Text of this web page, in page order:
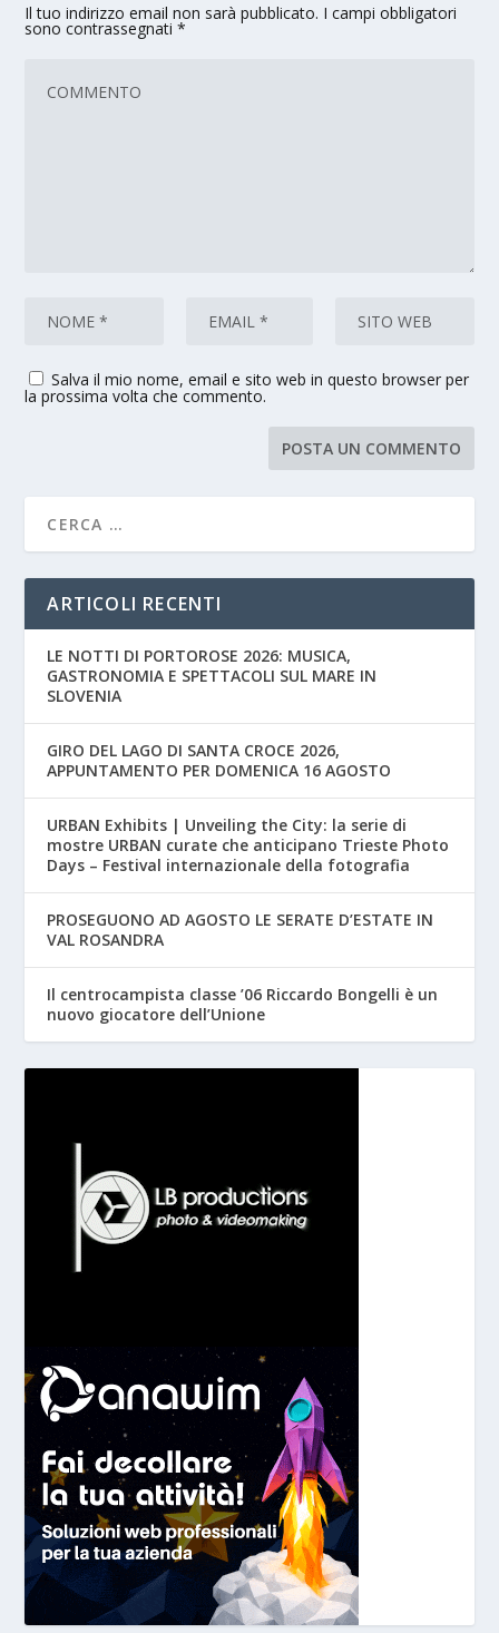
Il tuo indirizzo email non sarà pubblicato. I campi obbligatori
sono contrassegnati*
Salva il mio nome, email e sito web in questo browser per
la prossima volta che commento.
ARTICOLI RECENTI
LE NOTTI DI PORTOROSE 2026: MUSICA,
GASTRONOMIA E SPETTACOLI SUL MARE IN
SLOVENIA
GIRO DEL LAGO DI SANTA CROCE 2026,
APPUNTAMENTO PER DOMENICA 16 AGOSTO
URBAN Exhibits | Unveiling the City: la serie di
mostre URBAN curate che anticipano Trieste Photo
Days – Festival internazionale della fotografia
PROSEGUONO AD AGOSTO LE SERATE D’ESTATE IN
VAL ROSANDRA
Il centrocampista classe ’06 Riccardo Bongelli è un
nuovo giocatore dell’Unione